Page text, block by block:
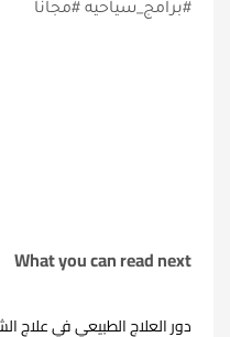
#برامج_سياحيه #مجانا
What you can read next
دور العلاج الطبيعي في علاج